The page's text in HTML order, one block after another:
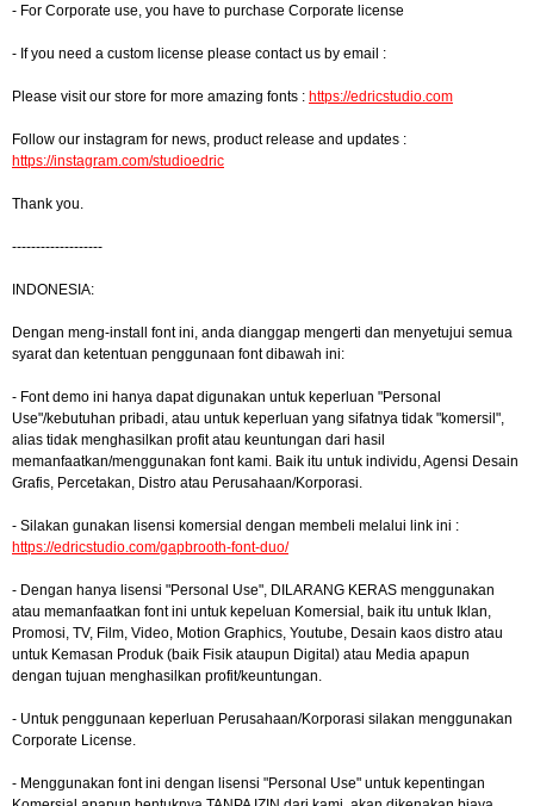
- For Corporate use, you have to purchase Corporate license
- If you need a custom license please contact us by email :
Please visit our store for more amazing fonts : https://edricstudio.com
Follow our instagram for news, product release and updates :
https://instagram.com/studioedric
Thank you.
-------------------
INDONESIA:
Dengan meng-install font ini, anda dianggap mengerti dan menyetujui semua
syarat dan ketentuan penggunaan font dibawah ini:
- Font demo ini hanya dapat digunakan untuk keperluan "Personal
Use"/kebutuhan pribadi, atau untuk keperluan yang sifatnya tidak "komersil",
alias tidak menghasilkan profit atau keuntungan dari hasil
memanfaatkan/menggunakan font kami. Baik itu untuk individu, Agensi Desain
Grafis, Percetakan, Distro atau Perusahaan/Korporasi.
- Silakan gunakan lisensi komersial dengan membeli melalui link ini :
https://edricstudio.com/gapbrooth-font-duo/
- Dengan hanya lisensi "Personal Use", DILARANG KERAS menggunakan
atau memanfaatkan font ini untuk kepeluan Komersial, baik itu untuk Iklan,
Promosi, TV, Film, Video, Motion Graphics, Youtube, Desain kaos distro atau
untuk Kemasan Produk (baik Fisik ataupun Digital) atau Media apapun
dengan tujuan menghasilkan profit/keuntungan.
- Untuk penggunaan keperluan Perusahaan/Korporasi silakan menggunakan
Corporate License.
- Menggunakan font ini dengan lisensi "Personal Use" untuk kepentingan